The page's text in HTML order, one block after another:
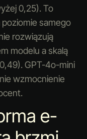
0,25). To
poziomie samego
rozwiązują
modelu a skalą
GPT-4o-mini
wzmocnienie
e-